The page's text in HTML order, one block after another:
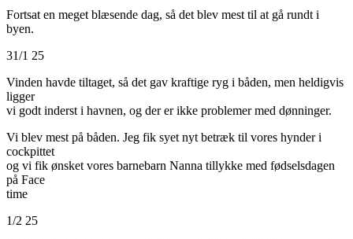
Fortsat en meget blæsende dag, så det blev mest til at gå rundt i
byen.
31/1 25
Vinden havde tiltaget, så det gav kraftige ryg i båden, men heldigvis
ligger
vi godt inderst i havnen, og der er ikke problemer med dønninger.
Vi blev mest på båden. Jeg fik syet nyt betræk til vores hynder i
cockpittet
og vi fik ønsket vores barnebarn Nanna tillykke med fødselsdagen
på Face
time
1/2 25